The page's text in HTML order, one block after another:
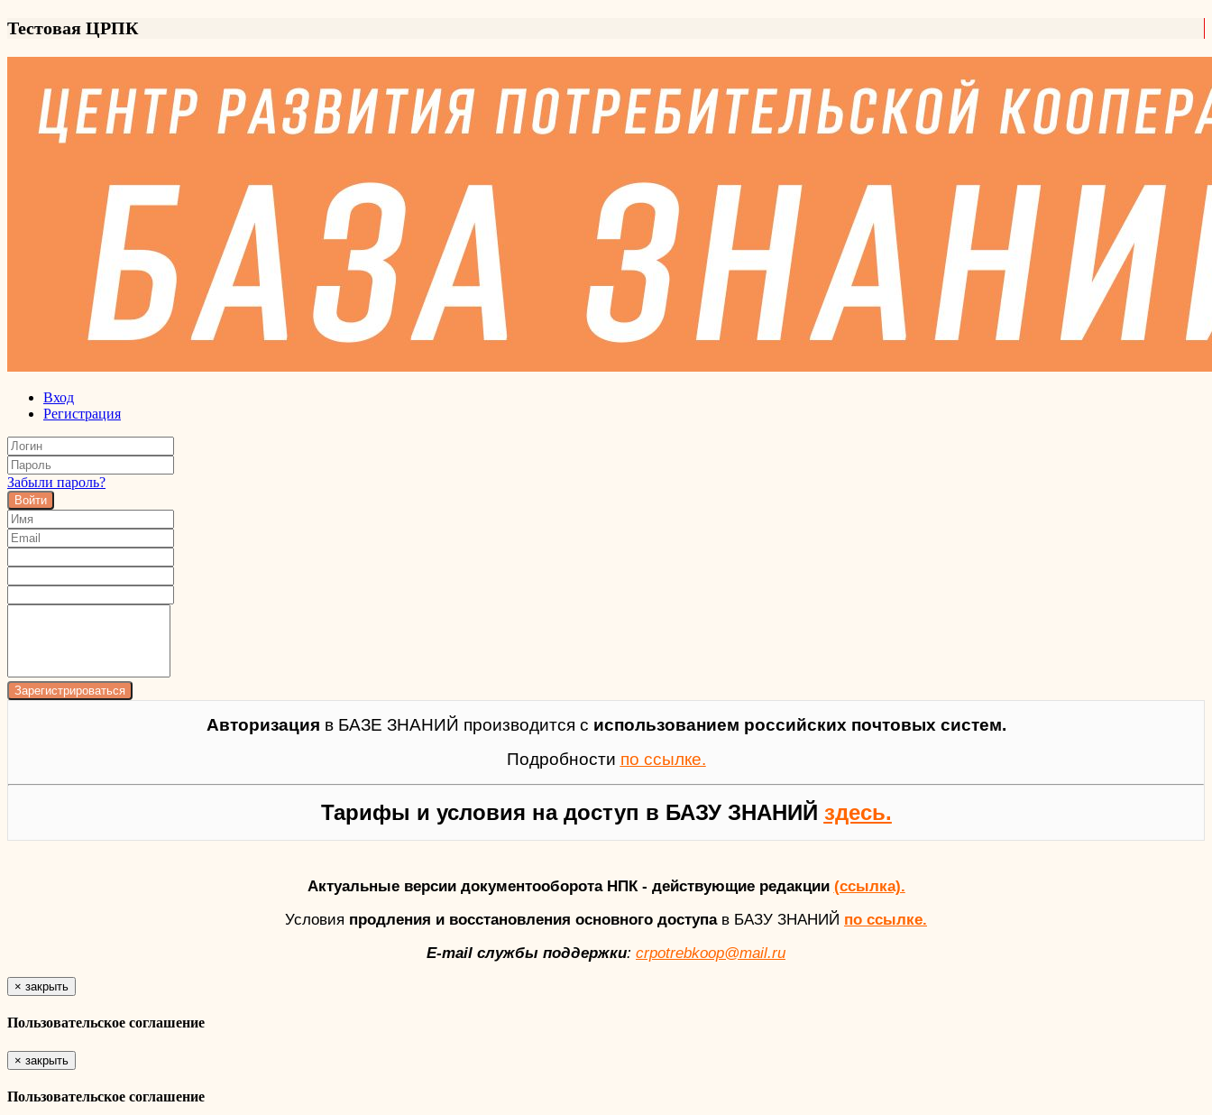
Тестовая ЦРПК
Вход
Регистрация
Забыли пароль?
Войти
Авторизация в БАЗЕ ЗНАНИЙ производится с использованием российских почтовых систем.
Подробности по ссылке.
Тарифы и условия на доступ в БАЗУ ЗНАНИЙ здесь.
Актуальные версии документооборота НПК - действующие редакции (ссылка).
Условия продления и восстановления основного доступав БАЗУ ЗНАНИЙ по ссылке.
E-mail службы поддержки: crpotrebkoop@mail.ru
× закрыть
Пользовательское соглашение
× закрыть
Пользовательское соглашение